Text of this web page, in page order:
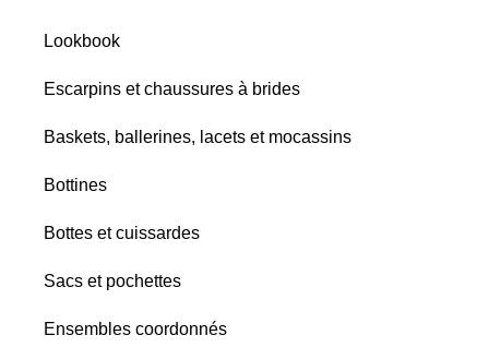
Lookbook
Escarpins et chaussures à brides
Baskets, ballerines, lacets et mocassins
Bottines
Bottes et cuissardes
Sacs et pochettes
Ensembles coordonnés